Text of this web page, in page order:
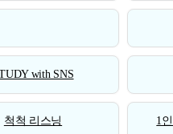
with SNS
척척 리스닝 1